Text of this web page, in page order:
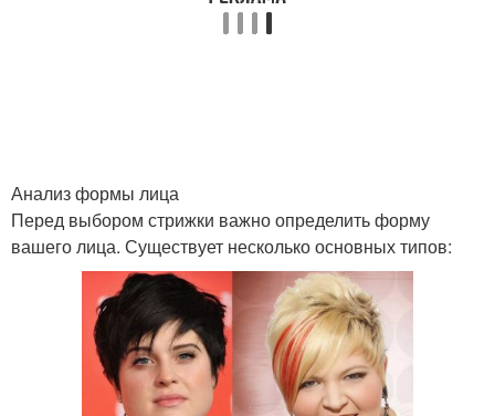
Анализ формы лица
Перед выбором стрижки важно определить форму
вашего лица. Существует несколько основных типов: